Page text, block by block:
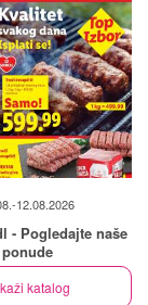
12.08.2026
- Pogledajte naše
ponude
katalog